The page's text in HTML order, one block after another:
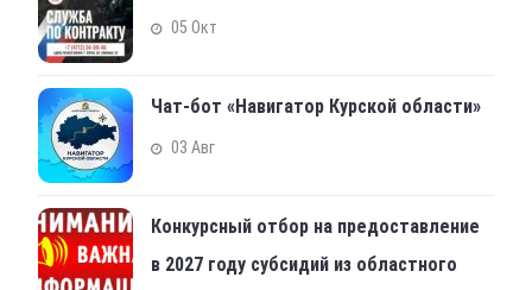
05 Окт
Чат-бот «Навигатор Курской области»
03 Авг
Конкурсный отбор на предоставление
в 2027 году субсидий из областного